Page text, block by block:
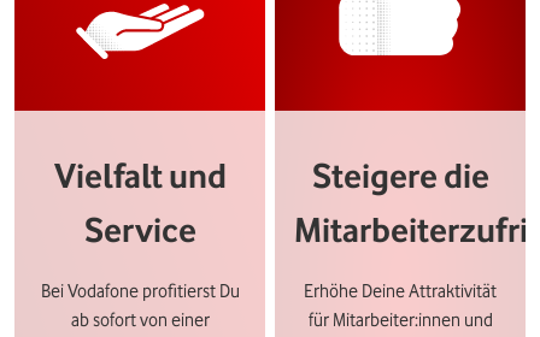
Vielfalt und
Service
Bei Vodafone profitierst Du
ab sofort von einer
Steigere die
Erhöhe Deine Attraktivität
für Mitarbeiter:innen und